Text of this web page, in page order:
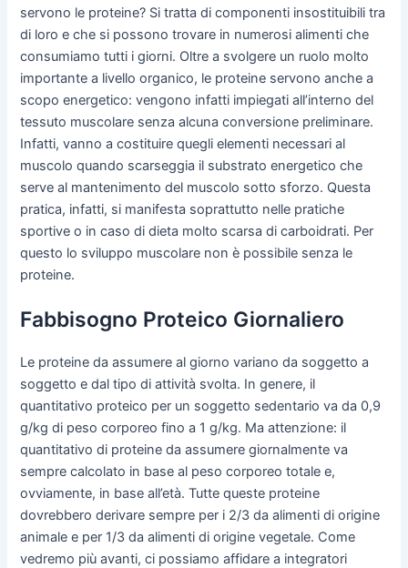
servono le proteine? Si tratta di componenti insostituibili tra
di loro e che si possono trovare in numerosi alimenti che
consumiamo tutti i giorni. Oltre a svolgere un ruolo molto
importante a livello organico, le proteine servono anche a
scopo energetico: vengono infatti impiegati all’interno del
tessuto muscolare senza alcuna conversione preliminare.
Infatti, vanno a costituire quegli elementi necessari al
muscolo quando scarseggia il substrato energetico che
serve al mantenimento del muscolo sotto sforzo. Questa
pratica, infatti, si manifesta soprattutto nelle pratiche
sportive o in caso di dieta molto scarsa di carboidrati. Per
questo lo sviluppo muscolare non è possibile senza le
proteine.
Fabbisogno Proteico Giornaliero
Le proteine da assumere al giorno variano da soggetto a
soggetto e dal tipo di attività svolta. In genere, il
quantitativo proteico per un soggetto sedentario va da 0,9
g/kg di peso corporeo fino a 1 g/kg. Ma attenzione: il
quantitativo di proteine da assumere giornalmente va
sempre calcolato in base al peso corporeo totale e,
ovviamente, in base all’età. Tutte queste proteine
dovrebbero derivare sempre per i 2/3 da alimenti di origine
animale e per 1/3 da alimenti di origine vegetale. Come
vedremo più avanti, ci possiamo affidare a integratori